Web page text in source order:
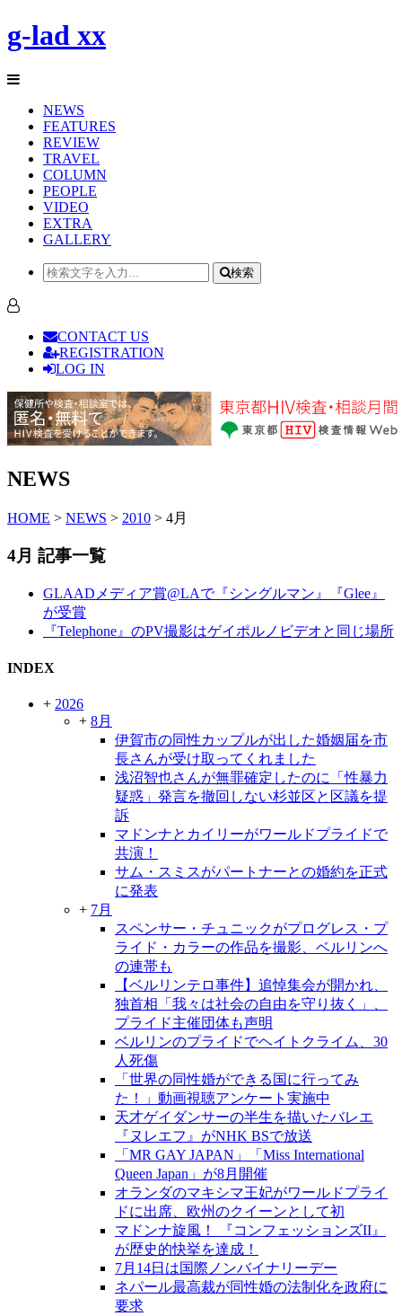
g-lad xx
NEWS
FEATURES
REVIEW
TRAVEL
COLUMN
PEOPLE
VIDEO
EXTRA
GALLERY
検索
CONTACT US
REGISTRATION
LOG IN
NEWS
HOME > NEWS > 2010 > 4月
4月 記事一覧
GLAADメディア賞@LAで『シングルマン』『Glee』
が受賞
『Telephone』のPV撮影はゲイポルノビデオと同じ場所
INDEX
+ 2026
+ 8月
伊賀市の同性カップルが出した婚姻届を市
長さんが受け取ってくれました
浅沼智也さんが無罪確定したのに「性暴力
疑惑」発言を撤回しない杉並区と区議を提
訴
マドンナとカイリーがワールドプライドで
共演！
サム・スミスがパートナーとの婚約を正式
に発表
+ 7月
スペンサー・チュニックがプログレス・プ
ライド・カラーの作品を撮影、ベルリンへ
の連帯も
【ベルリンテロ事件】追悼集会が開かれ、
独首相「我々は社会の自由を守り抜く」、
プライド主催団体も声明
ベルリンのプライドでヘイトクライム、30
人死傷
「世界の同性婚ができる国に行ってみ
た！」動画視聴アンケート実施中
天才ゲイダンサーの半生を描いたバレエ
『ヌレエフ』がNHK BSで放送
「MR GAY JAPAN」「Miss International
Queen Japan」が8月開催
オランダのマキシマ王妃がワールドプライ
ドに出席、欧州のクイーンとして初
マドンナ旋風！ 『コンフェッションズII』
が歴史的快挙を達成！
7月14日は国際ノンバイナリーデー
ネパール最高裁が同性婚の法制化を政府に
要求